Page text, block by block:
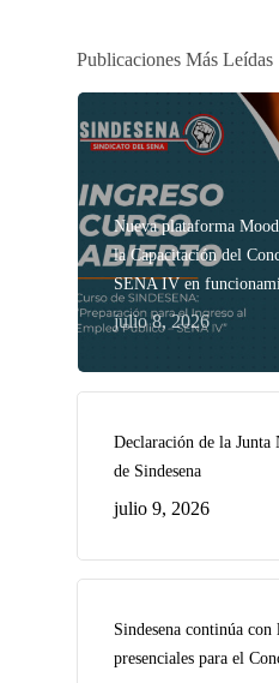
Publicaciones Más Leídas
Nueva plataforma
la Capacitación del
SENA IV en
julio 8, 2026
Declaración de la Junta
de Sindesena
julio 9, 2026
Sindesena continúa con
presenciales para el